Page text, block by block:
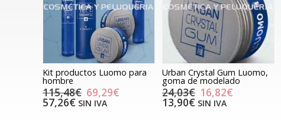
Kit productos Luomo para
hombre
115,48€ 69,29€
57,26€ SIN IVA
Urban Crystal Gum Luomo,
goma de modelado
24,03€ 16,82€
13,90€ SIN IVA